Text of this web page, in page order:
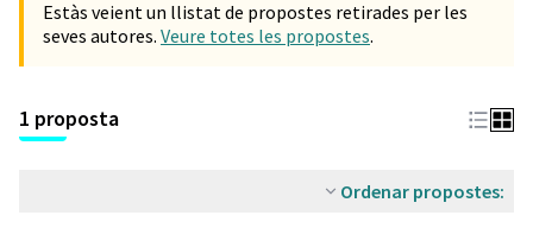
Estàs veient un llistat de propostes retirades per les
seves autores. Veure totes les propostes.
1 proposta
Ordenar propostes: